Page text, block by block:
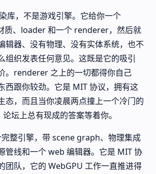
库，不是游戏引擎。它给你一个
质、loader 和一个 renderer，然后就
辑器、没有物理、没有实体系统，也不
组织发表任何意见。这既是它的吸引
。renderer 之上的一切都得你自己
西跟你较劲。它是 MIT 协议，拥有这
态，而且当你凌晨两点撞上一个冷门的
坛上总有现成的答案等着你。
完整引擎，带 scene graph、物理集成
管线和一个 web 编辑器。它是 MIT 协
团队，它的 WebGPU 工作一直推进得